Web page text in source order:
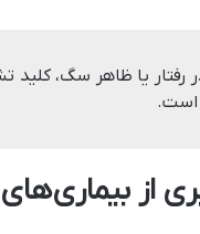
رفتار یا ظاهر سگ،
است.
از